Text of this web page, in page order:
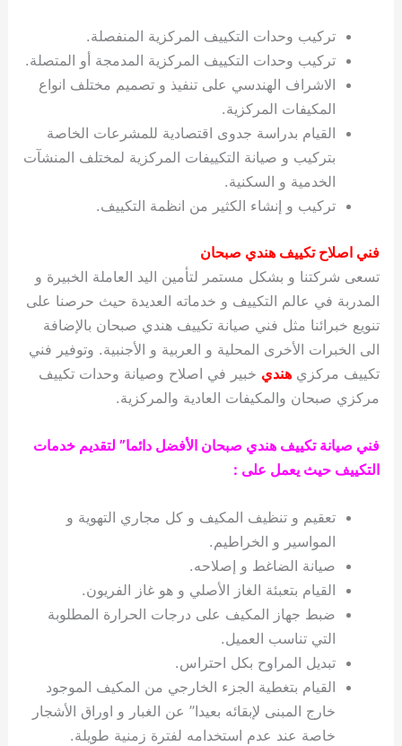
تركيب وحدات التكييف المركزية المنفصلة.
تركيب وحدات التكييف المركزية المدمجة أو المتصلة.
الاشراف الهندسي على تنفيذ و تصميم مختلف انواع
المكيفات المركزية.
القيام بدراسة جدوى اقتصادية للمشرعات الخاصة
بتركيب و صيانة التكييفات المركزية لمختلف المنشآت
الخدمية و السكنية.
تركيب و إنشاء الكثير من انظمة التكييف.
فني اصلاح تكييف هندي صبحان
تسعى شركتنا و بشكل مستمر لتأمين اليد العاملة الخبيرة و
المدربة في عالم التكييف و خدماته العديدة حيث حرصنا على
تنويع خبرائنا مثل فني صيانة تكييف هندي صبحان بالإضافة
الى الخبرات الأخرى المحلية و العربية و الأجنبية. وتوفير فني
تكييف مركزيهندي خبير في اصلاح وصيانة وحدات تكييف
مركزي صبحان والمكيفات العادية والمركزية.
فني صيانة تكييف هندي صبحان الأفضل دائما” لتقديم خدمات
التكييف حيث يعمل على :
تعقيم و تنظيف المكيف و كل مجاري التهوية و
المواسير و الخراطيم.
صيانة الضاغط و إصلاحه.
القيام بتعبئة الغاز الأصلي و هو غاز الفريون.
ضبط جهاز المكيف على درجات الحرارة المطلوبة
التي تناسب العميل.
تبديل المراوح بكل احتراس.
القيام بتغطية الجزء الخارجي من المكيف الموجود
خارج المبنى لإبقائه بعيدا” عن الغبار و اوراق الأشجار
خاصة عند عدم استخدامه لفترة زمنية طويلة.